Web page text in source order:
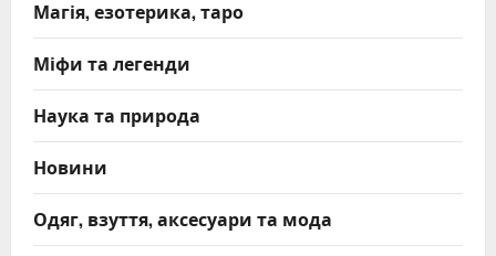
Магія, езотерика, таро
Міфи та легенди
Наука та природа
Новини
Одяг, взуття, аксесуари та мода